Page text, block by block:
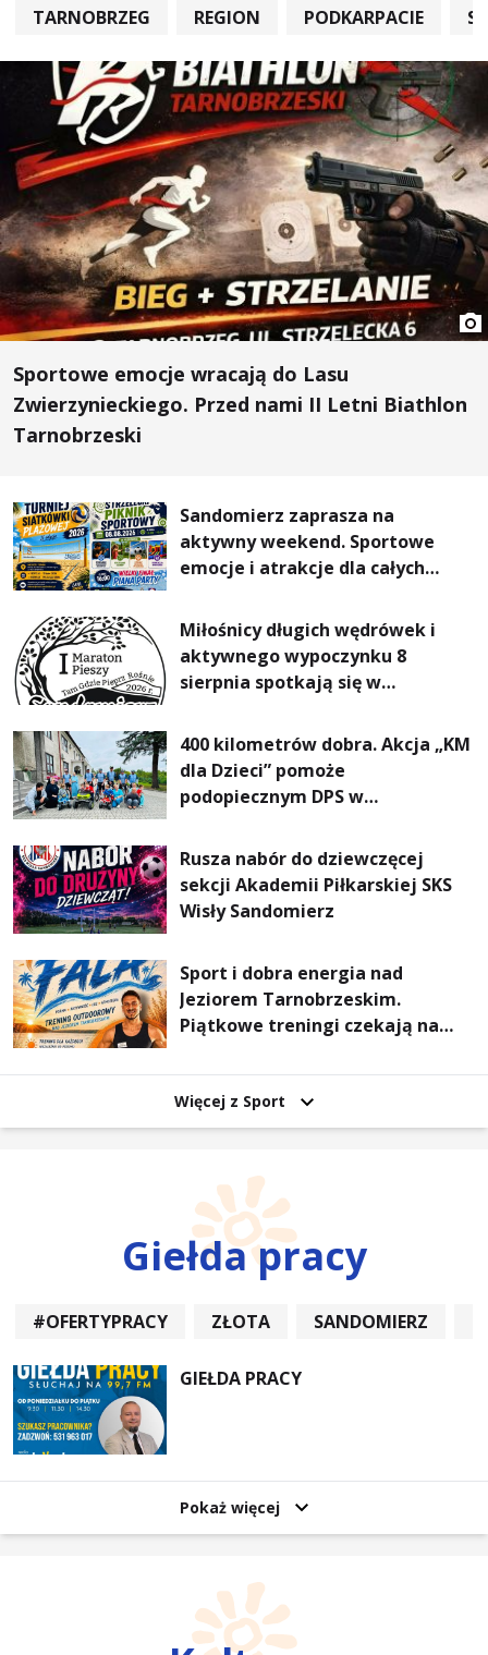
TARNOBRZEG REGION PODKARPACIE
Sportowe emocje wracają do Lasu
Zwierzynieckiego. Przed nami II Letni Biathlon
Tarnobrzeski
Sandomierz zaprasza na
aktywny weekend. Sportowe
emocje i atrakcje dla całych
Miłośnicy długich wędrówek i
aktywnego wypoczynku 8
sierpnia spotkają się w
Pieszym „Tam Gdzie Pieprz
Rośnie”
400 kilometrów dobra. Akcja „KM
dla Dzieci” pomoże
podopiecznym DPS w
Rusza nabór do dziewczęcej
sekcji Akademii Piłkarskiej SKS
Wisły Sandomierz
Sport i dobra energia nad
Jeziorem Tarnobrzeskim.
Piątkowe treningi czekają na
Więcej z Sport
Giełda pracy
#OFERTYPRACY ZŁOTA SANDOMIERZ
GIEŁDA PRACY
Pokaż więcej